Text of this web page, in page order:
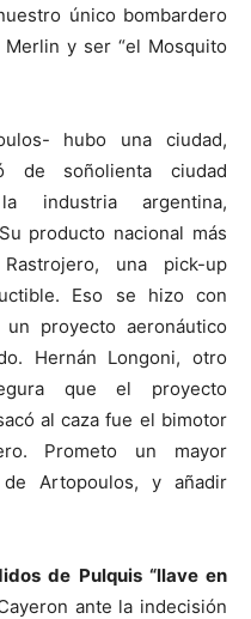
único bombardero
Merlin y ser “el Mosquito
hubo una ciudad,
de soñolienta ciudad
argentina,
producto nacional más
una pick-up
Eso se hizo con
proyecto aeronáutico
Hernán Longoni, otro
que el proyecto
al caza fue el bimotor
Prometo un mayor
Artopoulos, y añadir
de Pulquis “llave en
ante la indecisión